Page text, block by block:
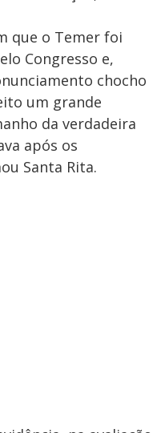
que o Temer foi
Congresso e,
chocho
um grande
da verdadeira
após os
Santa Rita.